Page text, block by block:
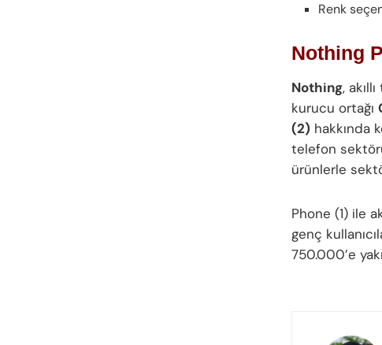
Renk
Nothing
Nothing,
kurucu ortağı
(2) hakkında
telefon
ürünlerle
Phone (1) ile
genç
750.000’e